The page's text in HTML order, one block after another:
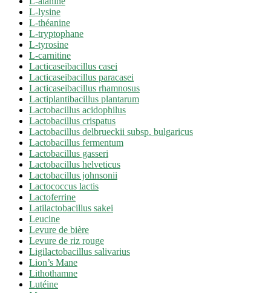
L-lysine
L-théanine
L-tryptophane
L-tyrosine
L-carnitine
Lacticaseibacillus casei
Lacticaseibacillus paracasei
Lacticaseibacillus rhamnosus
Lactiplantibacillus plantarum
Lactobacillus acidophilus
Lactobacillus crispatus
Lactobacillus delbrueckii subsp. bulgaricus
Lactobacillus fermentum
Lactobacillus gasseri
Lactobacillus helveticus
Lactobacillus johnsonii
Lactococcus lactis
Lactoferrine
Latilactobacillus sakei
Leucine
Levure de bière
Levure de riz rouge
Ligilactobacillus salivarius
Lion’s Mane
Lithothamne
Lutéine